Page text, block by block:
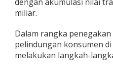
miliar.
Dalam rangka
pelindungan konsumen di
melakukan langkah-